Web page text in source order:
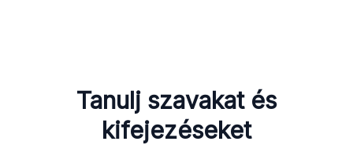
Tanulj szavakat és
kifejezéseket